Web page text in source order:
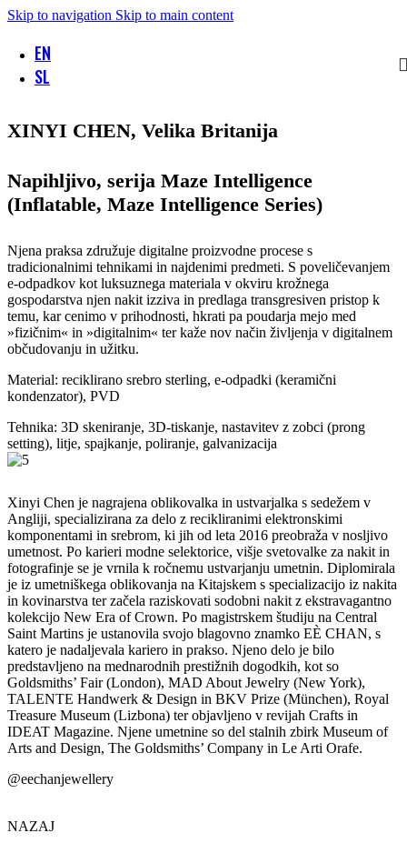
Skip to navigation Skip to main content
EN
SL
XINYI CHEN, Velika Britanija
Napihljivo, serija Maze Intelligence
(Inflatable, Maze Intelligence Series)
Njena praksa združuje digitalne proizvodne procese s
tradicionalnimi tehnikami in najdenimi predmeti. S poveličevanjem
e-odpadkov kot luksuznega materiala v okviru krožnega
gospodarstva njen nakit izziva in predlaga transgresiven pristop k
temu, kar cenimo v prihodnosti, hkrati pa poudarja mejo med
»fizičnim« in »digitalnim« ter kaže nov način življenja v digitalnem
občudovanju in užitku.
Material: reciklirano srebro sterling, e-odpadki (keramični
kondenzator), PVD
Tehnika: 3D skeniranje, 3D-tiskanje, nastavitev z zobci (prong
setting), litje, spajkanje, poliranje, galvanizacija
Xinyi Chen je nagrajena oblikovalka in ustvarjalka s sedežem v
Angliji, specializirana za delo z recikliranimi elektronskimi
komponentami in srebrom, ki jih od leta 2016 preobraža v nosljivo
umetnost. Po karieri modne selektorice, višje svetovalke za nakit in
fotografinje se je vrnila k ročnemu ustvarjanju umetnin. Diplomirala
je iz umetniškega oblikovanja na Kitajskem s specializacijo iz nakita
in kovinarstva ter začela raziskovati sodobni nakit z ekstravagantno
kolekcijo New Era of Crown. Po magistrskem študiju na Central
Saint Martins je ustanovila svojo blagovno znamko EÈ CHAN, s
katero je nadaljevala kariero in prakso. Njeno delo je bilo
predstavljeno na mednarodnih prestižnih dogodkih, kot so
Goldsmiths’ Fair (London), MAD About Jewelry (New York),
TALENTE Handwerk & Design in BKV Prize (München), Royal
Treasure Museum (Lizbona) ter objavljeno v revijah Crafts in
IDEAT Magazine. Njene umetnine so del stalnih zbirk Museum of
Arts and Design, The Goldsmiths’ Company in Le Arti Orafe.
@eechanjewellery
NAZAJ